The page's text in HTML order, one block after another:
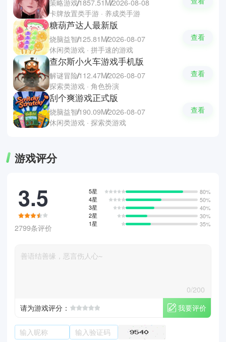
策略游戏1857.51M2026-08-08
卡牌放置类手游 · 养成类手游
糖葫芦达人最新版
烧脑益智125.81M2026-08-07
休闲类游戏 · 拼手速的游戏
查看
查尔斯小火车游戏手机版
解谜冒险112.47M2026-08-07
探索类游戏 · 角色扮演
查看
刮个爽游戏正式版
烧脑益智190.09M2026-08-07
休闲类游戏 · 探索类游戏
查看
游戏评分
3.5
2799条评价
5星
80%
4星
50%
3星
40%
2星
30%
1星
35%
0/200
请为游戏评分：
我要评价